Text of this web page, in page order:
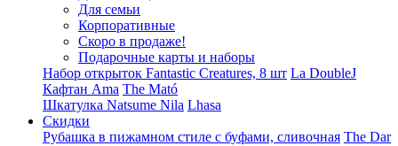
Для семьи
Корпоративные
Скоро в продаже!
Подарочные карты и наборы
Набор открыток Fantastic Creatures, 8 шт La DoubleJ
Кафтан Ama The Mató
Шкатулка Natsume Nila Lhasa
Скидки
Рубашка в пижамном стиле с буфами, сливочная The Dar